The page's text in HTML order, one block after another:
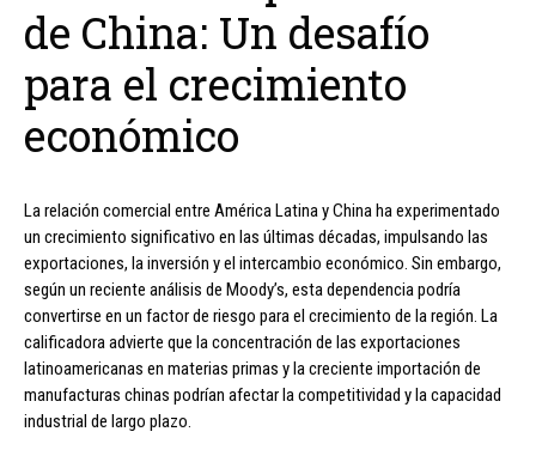
de China: Un desafío
para el crecimiento
económico
La relación comercial entre América Latina y China ha experimentado
un crecimiento significativo en las últimas décadas, impulsando las
exportaciones, la inversión y el intercambio económico. Sin embargo,
según un reciente análisis de Moody’s, esta dependencia podría
convertirse en un factor de riesgo para el crecimiento de la región. La
calificadora advierte que la concentración de las exportaciones
latinoamericanas en materias primas y la creciente importación de
manufacturas chinas podrían afectar la competitividad y la capacidad
industrial de largo plazo.